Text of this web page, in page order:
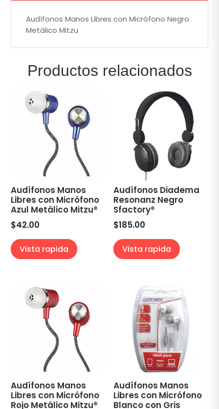
Audífonos Manos Libres con Micrófono Negro
Metálico Mitzu
Productos relacionados
Audífonos Manos
Libres con Micrófono
Azul Metálico Mitzu®
$42.00
Vista rapida
Audífonos Diadema
Resonanz Negro
Sfactory®
$185.00
Vista rapida
Audífonos Manos
Libres con Micrófono
Rojo Metálico Mitzu®
Audífonos Manos
Libres con Micrófono
Blanco con Gris